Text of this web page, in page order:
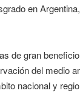
en
de gran
del medio
nacional y